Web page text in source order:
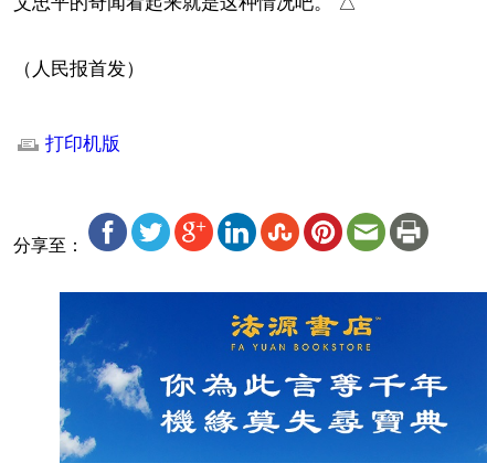
（人民报首发）
打印机版
分享至：